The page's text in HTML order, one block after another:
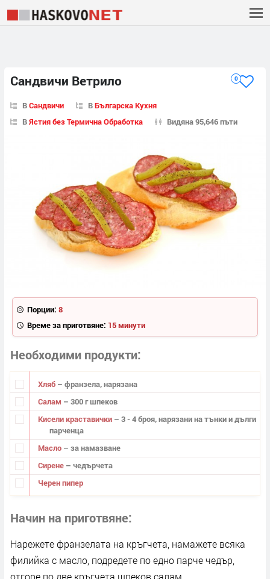
Сандвичи Ветрило 0
ВСандвичи ВБългарска Кухня
ВЯстия без Термична Обработка Видяна 95,646 пъти
Порции: 8
Време за приготвяне: 15 минути
Необходими продукти
Хляб – франзела, нарязана
Салам – 300 г шпеков
Кисели краставички – 3 - 4 броя, нарязани на тънки и дълги
парченца
Масло – за намазване
Сирене – чедърчета
Черен пипер
Начин на приготвяне
Нарежете франзелата на кръгчета, намажете всяка
филийка с масло, подредете по едно парче чедър,
отгоре по две кръгчета шпеков салам.